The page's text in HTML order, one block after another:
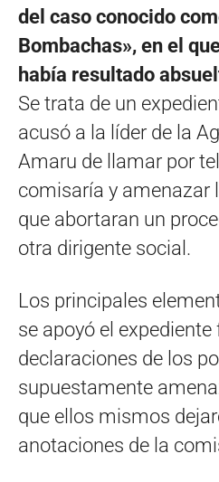
del caso conocido
Bombachas», en el
había resultado
Se trata de un
acusó a la líder de la
Amaru de llamar por
comisaría y amenazar
que abortaran un
otra dirigente social.
Los principales
se apoyó el expediente
declaraciones de los
supuestamente
que ellos mismos
anotaciones de la